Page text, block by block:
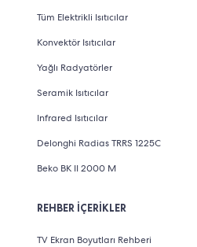
Tüm Elektrikli Isıtıcılar
Konvektör Isıtıcılar
Yağlı Radyatörler
Seramik Isıtıcılar
Infrared Isıtıcılar
Delonghi Radias TRRS 1225C
Beko BK II 2000 M
REHBER İÇERİKLER
TV Ekran Boyutları Rehberi